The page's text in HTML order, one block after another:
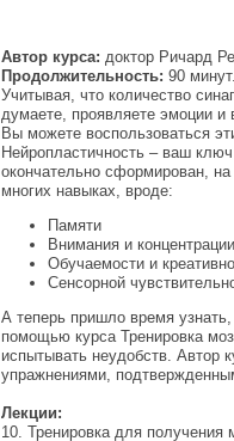
Автор курса: доктор Ричард
Продолжительность: 90
Учитывая, что количество
думаете, проявляете эмоции и
Вы можете воспользоваться
Нейропластичность – ваш
окончательно сформирован,
многих навыках, вроде:
Памяти
Внимания и концентрации
Обучаемости и
Сенсорной
А теперь пришло время
помощью курса Тренировка
испытывать неудобств. Автор
упражнениями,
Лекции:
10. Тренировка для получения